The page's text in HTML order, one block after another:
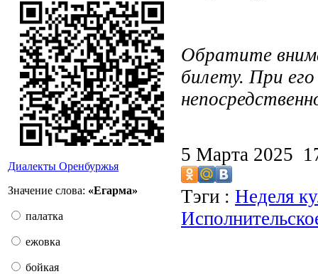
Диалекты Оренбуржья
Значение слова: «Егарма»
палатка
ежовка
бойкая
Обратите
билету. При
5 Марта 2025
Тэги : Неделя